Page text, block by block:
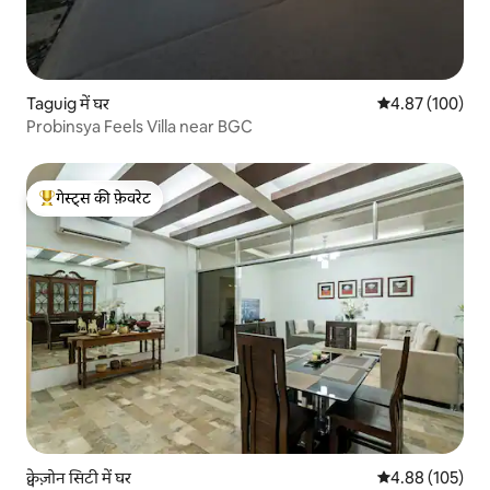
Taguig में घर औसत रेटिंग 5 में से
4.87 (100)
Probinsya Feels Villa near BGC
गेस्ट्स का टॉप फ़ेवरेट
गेस्ट्स की फ़ेवरेट
क्वेज़ोन सिटी में घर औसत रेटिंग 5 में से
4.88 (105)